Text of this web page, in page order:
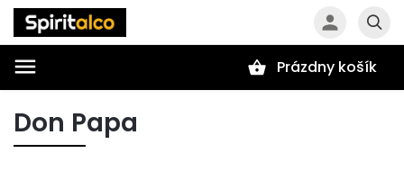
Prázdny košík
Don Papa